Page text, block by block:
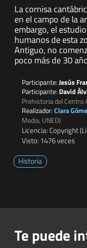
La cornisa
en el campo de la
embargo, el
humanos de esta
Antiguo, no
poco más de 30
Participante:Jesús
Participante: David
Prehistoria del Centro
Realizador:Clara
Media, UNED)
Licencia: Copyright
Visto: 1476 veces
Historia
Te puede